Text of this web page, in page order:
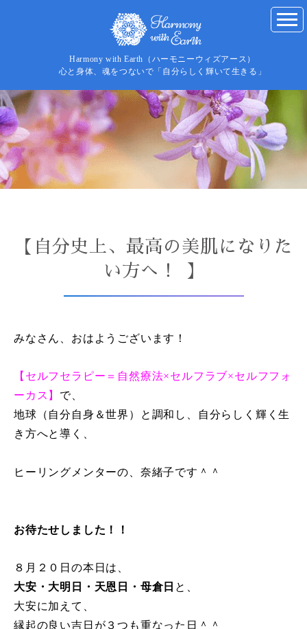
Harmony with Earth（ハーモニーウィズアース）
心と身体、魂をつないで「自分らしく輝いて生きる」
【自分史上、最高の美肌になりた
い方へ！ 】
みなさん、おはようございます！
【セルフセラピー＝自然療法×セルフラブ×セルフフォ
ーカス】 で、
地球（自分自身＆世界）と調和し、自分らしく輝く生
き方へと導く、
ヒーリングメンターの、奈緒子です＾＾
お待たせしました！！
８月２０日の本日は、
大安・大明日・天恩日・母倉日 と、
大安に加えて、
縁起の良い吉日が３つも重なった日＾＾